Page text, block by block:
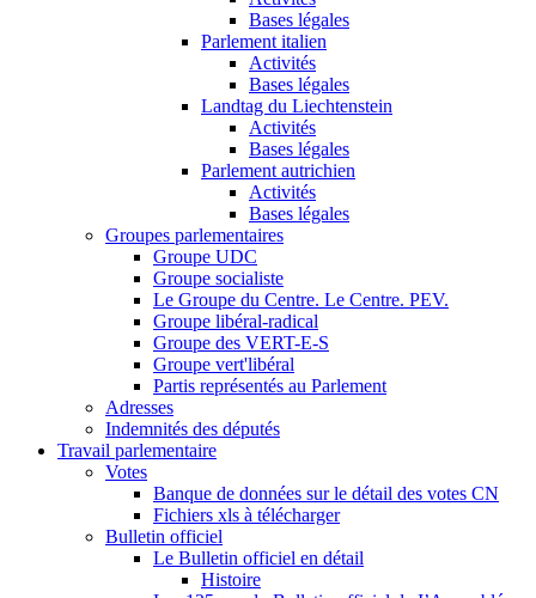
Bases légales
Parlement italien
Activités
Bases légales
Landtag du Liechtenstein
Activités
Bases légales
Parlement autrichien
Activités
Bases légales
Groupes parlementaires
Groupe UDC
Groupe socialiste
Le Groupe du Centre. Le Centre. PEV.
Groupe libéral-radical
Groupe des VERT-E-S
Groupe vert'libéral
Partis représentés au Parlement
Adresses
Indemnités des députés
Travail parlementaire
Votes
Banque de données sur le détail des votes CN
Fichiers xls à télécharger
Bulletin officiel
Le Bulletin officiel en détail
Histoire